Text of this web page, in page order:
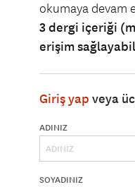
okumaya devam
3 dergi içeriği
erişim
Giriş yap veya
ADINIZ
SOYADINIZ